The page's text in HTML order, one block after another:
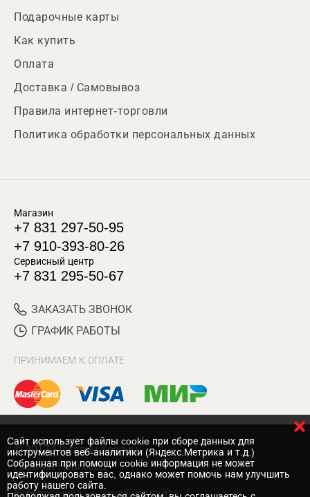
Подарочные карты
Как купить
Оплата
Доставка / Самовывоз
Правила интернет-торговли
Политика обработки персональных данных
Магазин
+7 831 297-50-95
+7 910-393-80-26
Сервисный центр
+7 831 295-50-67
ЗАКАЗАТЬ ЗВОНОК
ГРАФИК РАБОТЫ
ПРИНИМАЕМ К ОПЛАТЕ
© 2017 Магазин Хозяин
Нижний Новгород
Вебмеханика — создание сайта
Cайт использует файлы cookie при сборе данных для
инструментов веб-аналитики (Яндекс.Метрика и т.д.)
Собранная при помощи cookie информация не может
идентифицировать вас, однако может помочь нам улучшить
работу нашего сайта.